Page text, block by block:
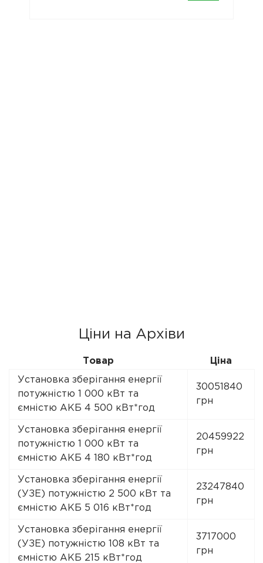
Ціни на Архіви
Товар Ціна
Установка зберігання енергії
потужністю 1 000 кВт та
ємністю АКБ 4 500 кВт*год
30051840
грн
Установка зберігання енергії
потужністю 1 000 кВт та
ємністю АКБ 4 180 кВт*год
20459922
грн
Установка зберігання енергії
(УЗЕ) потужністю 2 500 кВт та
ємністю АКБ 5 016 кВт*год
23247840
грн
Установка зберігання енергії
(УЗЕ) потужністю 108 кВт та
ємністю АКБ 215 кВт*год
3717000
грн